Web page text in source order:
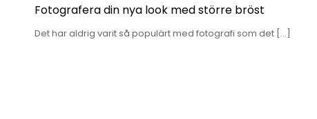
Fotografera din nya look med större bröst
Det har aldrig varit så populärt med fotografi som det […]